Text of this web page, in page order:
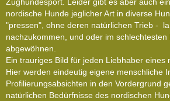
Zughundesport. Leider gibt es aber auch
nordische Hunde jeglicher Art in diverse
"pressen", ohne deren natürlichen Trieb -
nachzukommen, und oder im
abgewöhnen.
Ein trauriges Bild für jeden Liebhaber eines
Hier werden eindeutig eigene menschliche
Profilierungsabsichten in den Vordergrund
natürlichen Bedürfnisse des nordischen